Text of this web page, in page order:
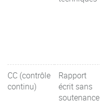
CC (contrôle
continu)
Rapport
écrit sans
soutenance